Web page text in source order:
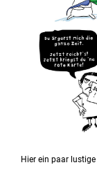
Hier ein paar